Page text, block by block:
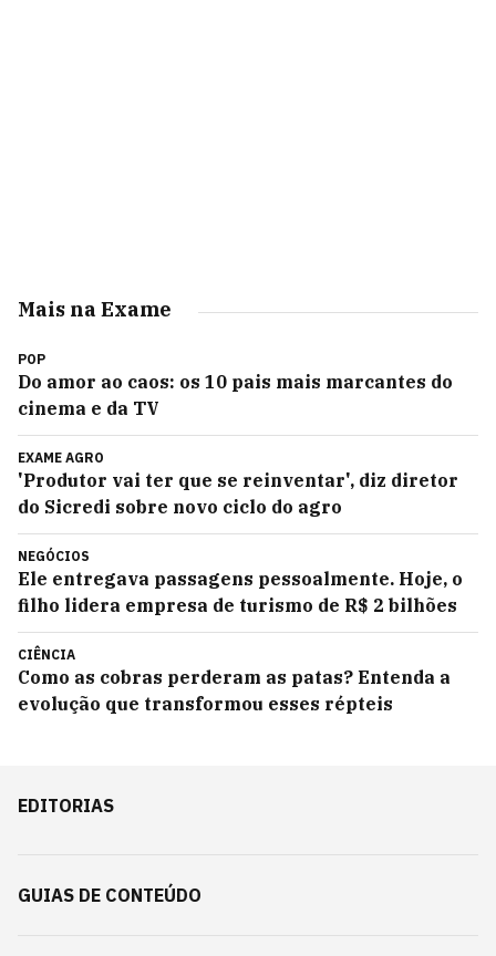
Mais na Exame
POP
Do amor ao caos: os 10 pais mais marcantes do
cinema e da TV
EXAME AGRO
'Produtor vai ter que se reinventar', diz diretor
do Sicredi sobre novo ciclo do agro
NEGÓCIOS
Ele entregava passagens pessoalmente. Hoje, o
filho lidera empresa de turismo de R$ 2 bilhões
CIÊNCIA
Como as cobras perderam as patas? Entenda a
evolução que transformou esses répteis
EDITORIAS
GUIAS DE CONTEÚDO